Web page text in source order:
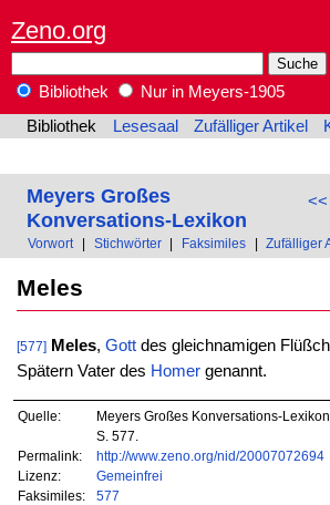
Zeno.org
Bibliothek
Nur in Meyers-1905
Bibliothek
Lesesaal Zufälliger Artikel
Meyers Großes
Konversations-Lexikon
Vorwort Stichwörter Faksimiles Zufälliger
Meles
[577] Meles, Gottdes gleichnamigen
Spätern Vater des Homergenannt.
Quelle:
Meyers Großes Konversations-
S. 577.
Permalink:
http://www.zeno.org/nid/20007072694
Lizenz:
Gemeinfrei
Faksimiles:
577